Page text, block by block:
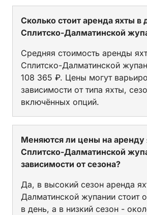
Сколько стоит аренда яхты в
Сплитско-Далматинской
Средняя стоимость аренды
Сплитско-Далматинской
108 365 ₽. Цены могут
зависимости от типа яхты,
включённых опций.
Меняются ли цены на аренду
Сплитско-Далматинской
зависимости от сезона?
Да, в высокий сезон аренда
Далматинской жупании стоит
в день, а в низкий сезон -